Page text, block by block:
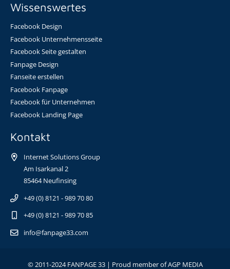
Wissenswertes
Facebook Design
Facebook Unternehmensseite
Facebook Seite gestalten
Fanpage Design
Fanseite erstellen
Facebook Fanpage
Facebook für Unternehmen
Facebook Landing Page
Kontakt
Internet Solutions Group
Am Isarkanal 2
85464 Neufinsing
+49 (0) 8121 - 989 70 80
+49 (0) 8121 - 989 70 85
info@fanpage33.com
© 2011-2024 FANPAGE 33 | Proud member ofAGP MEDIA